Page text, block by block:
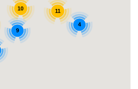
4
10
9
11